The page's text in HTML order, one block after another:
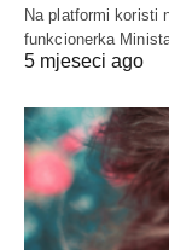
Na platformi koristi
funkcionerka
5 mjeseci ago